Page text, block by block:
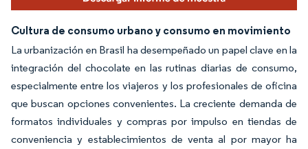
Cultura de consumo urbano y consumo en movimiento
La urbanización en Brasil ha desempeñado un papel clave en la
integración del chocolate en las rutinas diarias de consumo,
especialmente entre los viajeros y los profesionales de oficina
que buscan opciones convenientes. La creciente demanda de
formatos individuales y compras por impulso en tiendas de
conveniencia y establecimientos de venta al por mayor ha